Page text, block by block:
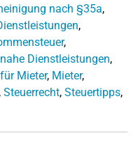
nach §35a,
,
,
Dienstleistungen,
Mieter, Mieter,
, Steuerrecht, Steuertipps,